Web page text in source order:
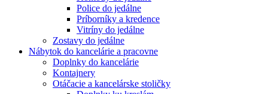
Police do jedálne
Príborníky a kredence
Vitríny do jedálne
Zostavy do jedálne
Nábytok do kancelárie a pracovne
Doplnky do kancelárie
Kontajnery
Otáčacie a kancelárske stoličky